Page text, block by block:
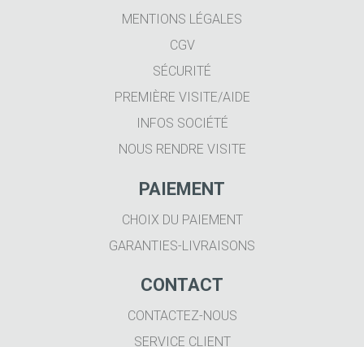
MENTIONS LÉGALES
CGV
SÉCURITÉ
PREMIÈRE VISITE/AIDE
INFOS SOCIÉTÉ
NOUS RENDRE VISITE
PAIEMENT
CHOIX DU PAIEMENT
GARANTIES-LIVRAISONS
CONTACT
CONTACTEZ-NOUS
SERVICE CLIENT